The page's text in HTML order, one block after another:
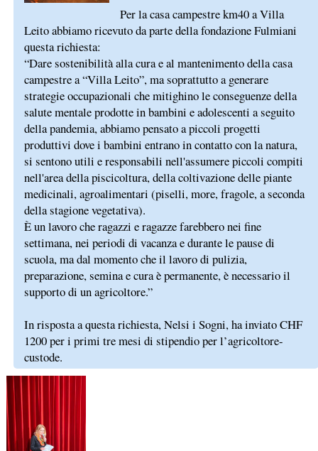
Per la casa campestre km40 a Villa
Leito abbiamo ricevuto da parte della fondazione Fulmiani
questa richiesta:
“Dare sostenibilità alla cura e al mantenimento della casa
campestre a “Villa Leito”, ma soprattutto a generare
strategie occupazionali che mitighino le conseguenze della
salute mentale prodotte in bambini e adolescenti a seguito
della pandemia, abbiamo pensato a piccoli progetti
produttivi dove i bambini entrano in contatto con la natura,
si sentono utili e responsabili nell'assumere piccoli compiti
nell'area della piscicoltura, della coltivazione delle piante
medicinali, agroalimentari (piselli, more, fragole, a seconda
della stagione vegetativa).
È un lavoro che ragazzi e ragazze farebbero nei fine
settimana, nei periodi di vacanza e durante le pause di
scuola, ma dal momento che il lavoro di pulizia,
preparazione, semina e cura è permanente, è necessario il
supporto di un agricoltore.”
In risposta a questa richiesta, Nelsi i Sogni, ha inviato CHF
1200 per i primi tre mesi di stipendio per l’agricoltore-
custode.